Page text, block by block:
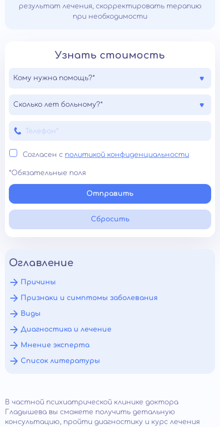
результат лечения, скорректировать терапию
при необходимости
Узнать стоимость
Кому нужна помощь?*
Сколько лет больному?*
Согласен с политикой конфиденциальности
*Обязательные поля
Отправить
Сбросить
Оглавление
Причины
Признаки и симптомы заболевания
Виды
Диагностика и лечение
Мнение эксперта
Список литературы
В частной психиатрической клинике доктора
Гладышева вы сможете получить детальную
консультацию, пройти диагностику и курс лечения